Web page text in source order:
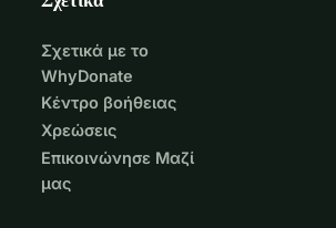
Σχετικά με το
WhyDonate
Κέντρο βοήθειας
Χρεώσεις
Επικοινώνησε Μαζί
μας